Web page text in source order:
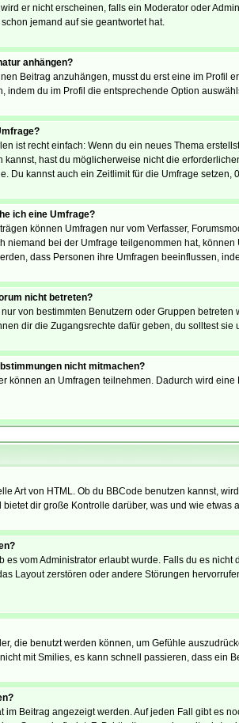
er nicht erscheinen, falls ein Moderator oder
jemand auf sie geantwortet hat.
anhängen?
Beitrag anzuhängen, musst du erst eine im Profil
indem du im Profil die entsprechende Option
ist recht einfach: Wenn du ein neues Thema
kannst, hast du möglicherweise nicht die
Du kannst auch ein Zeitlimit für die Umfrage
ich eine Umfrage?
können Umfragen nur vom Verfasser,
niemand bei der Umfrage teilgenommen hat,
dass Personen ihre Umfragen beeinflussen,
nicht betreten?
von bestimmten Benutzern oder Gruppen
dir die Zugangsrechte dafür geben, du solltest
nicht mitmachen?
können an Umfragen teilnehmen. Dadurch wird
Art von HTML. Ob du BBCode benutzen kannst,
bietet dir große Kontrolle darüber, was und wie
es vom Administrator erlaubt wurde. Falls du es
Layout zerstören oder andere Störungen
die benutzt werden können, um Gefühle
mit Smilies, es kann schnell passieren, dass ein
im Beitrag angezeigt werden. Auf jeden Fall gibt es